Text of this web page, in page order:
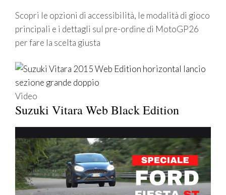
Scopri le opzioni di accessibilità, le modalità di gioco
principali e i dettagli sul pre-ordine di MotoGP26
per fare la scelta giusta
Video
Suzuki Vitara Web Black Edition